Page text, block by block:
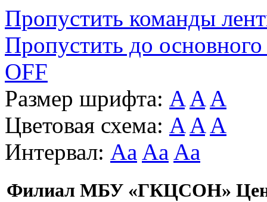
Пропустить команды
Пропустить до основного
OFF
Размер шрифта: A A A
Цветовая схема: A A A
Интервал: Aa Aa Aa
Филиал МБУ «ГКЦСОН»